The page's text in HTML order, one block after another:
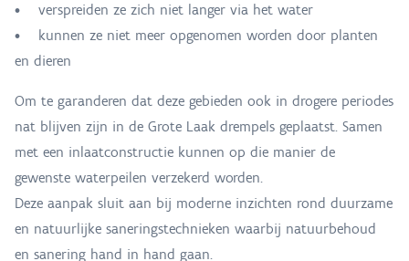
• verspreiden ze zich niet langer via het water
• kunnen ze niet meer opgenomen worden door planten
en dieren
Om te garanderen dat deze gebieden ook in drogere periodes
nat blijven zijn in de Grote Laak drempels geplaatst. Samen
met een inlaatconstructie kunnen op die manier de
gewenste waterpeilen verzekerd worden.
Deze aanpak sluit aan bij moderne inzichten rond duurzame
en natuurlijke saneringstechnieken waarbij natuurbehoud
en sanering hand in hand gaan.